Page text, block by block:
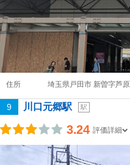
住所 埼玉県戸田市 新曽字芦原
9 川口元郷駅 駅
3.24 評価詳細